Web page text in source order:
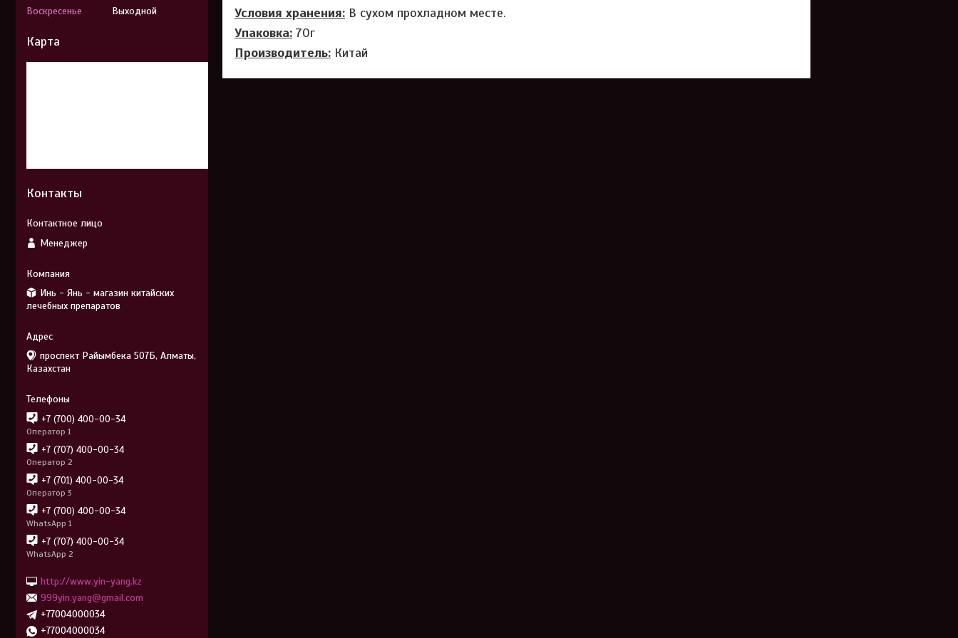
Условия хранения: В сухом прохладном месте.
Упаковка: 70г
Производитель: Китай
Воскресенье Выходной
Карта
Контакты
Менеджер
Инь - Янь - магазин китайских
лечебных препаратов
проспект Райымбека 507Б, Алматы,
Казахстан
+7 (700) 400-00-34
Оператор 1
+7 (707) 400-00-34
Оператор 2
+7 (701) 400-00-34
Оператор 3
+7 (700) 400-00-34
WhatsApp 1
+7 (707) 400-00-34
WhatsApp 2
http://www.yin-yang.kz
999yin.yang@gmail.com
+77004000034
+77004000034